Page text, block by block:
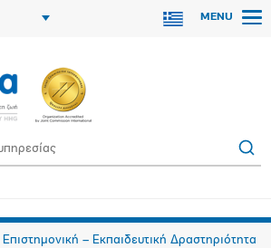
MENU
Επιστημονική – Εκπαιδευτική Δραστηριότητα